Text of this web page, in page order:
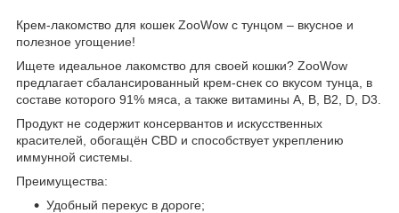
Крем-лакомство для кошек ZooWow с тунцом – вкусное и
полезное угощение!
Ищете идеальное лакомство для своей кошки? ZooWow
предлагает сбалансированный крем-снек со вкусом тунца, в
составе которого 91% мяса, а также витамины A, B, B2, D, D3.
Продукт не содержит консервантов и искусственных
красителей, обогащён CBD и способствует укреплению
иммунной системы.
Преимущества:
Удобный перекус в дороге;